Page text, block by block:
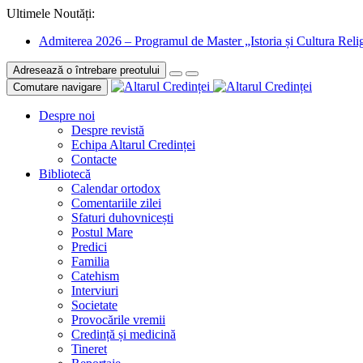
Ultimele Noutăți:
Admiterea 2026 – Programul de Master „Istoria și Cultura
Adresează o întrebare preotului
Comutare navigare
Despre noi
Despre revistă
Echipa Altarul Credinței
Contacte
Bibliotecă
Calendar ortodox
Comentariile zilei
Sfaturi duhovnicești
Postul Mare
Predici
Familia
Catehism
Interviuri
Societate
Provocările vremii
Credință și medicină
Tineret